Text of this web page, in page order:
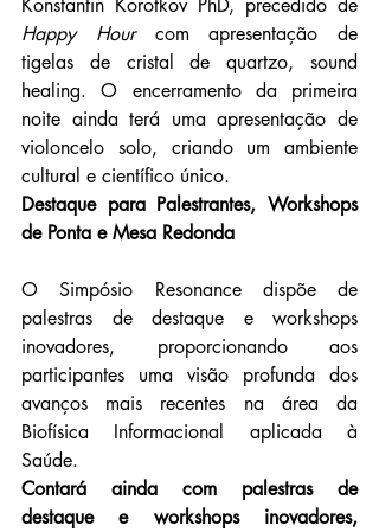
Happy Hour com apresentação de
tigelas de cristal de quartzo, sound
healing. O encerramento da primeira
noite ainda terá uma apresentação de
violoncelo solo, criando um ambiente
cultural e científico único.
Destaque para Palestrantes, Workshops
de Ponta e Mesa Redonda
O Simpósio Resonance dispõe de
palestras de destaque e workshops
inovadores, proporcionando aos
participantes uma visão profunda dos
avanços mais recentes na área da
Biofísica Informacional aplicada à
Saúde.
Contará ainda com palestras de
destaque e workshops inovadores,